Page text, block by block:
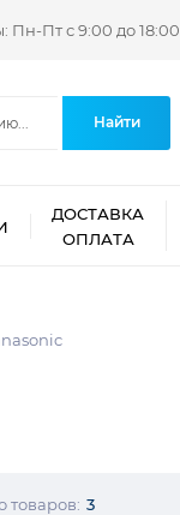
Пн-Пт с 9:00 до 18:00
Найти
ДОСТАВКА
ОПЛАТА
товаров: 3